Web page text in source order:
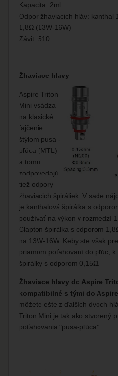
Kapacita: 2ml
Odpor žhaviacich hláv: kanthal
1,8Ω (13W-16W)
Závit: 510
Žhaviace hlavy
Aspire Triton
Mini vsádza
na klasické
fajčenie
štýlom pusa -
pľúca (MTL)
a tomu
zodpovedajú
tiež odpory
žhaviacich špiráliek. V sade
je kanthalová špirálka s
používať na výkon v rozmedzí
Clapton špirálka s odporom
na 13W-16W. Keby ste však
priamom poťahovaní do pľúc, k
špirálky s odporom 0,15Ω.
Žhaviace hlavy do Aspire
kompatibilné s tými do
môžete ešte z ďalších dvoch
Triton Mini je tak ako stvorený
poťahovania "pusa-pľúca".